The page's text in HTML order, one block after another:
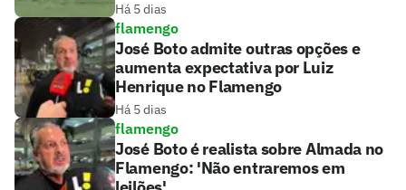
Há 5 dias
flamengo
José Boto admite outras opções e
aumenta expectativa por Luiz
Henrique no Flamengo
Há 5 dias
flamengo
José Boto é realista sobre Almada no
Flamengo: 'Não entraremos em